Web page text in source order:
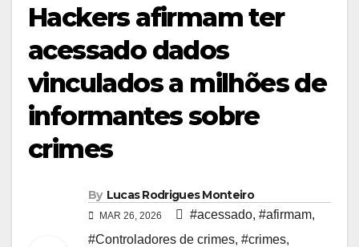
Hackers afirmam ter
acessado dados
vinculados a milhões de
informantes sobre
crimes
By Lucas Rodrigues Monteiro
MAR 26, 2026 #acessado, #afirmam,
#Controladores de crimes, #crimes,